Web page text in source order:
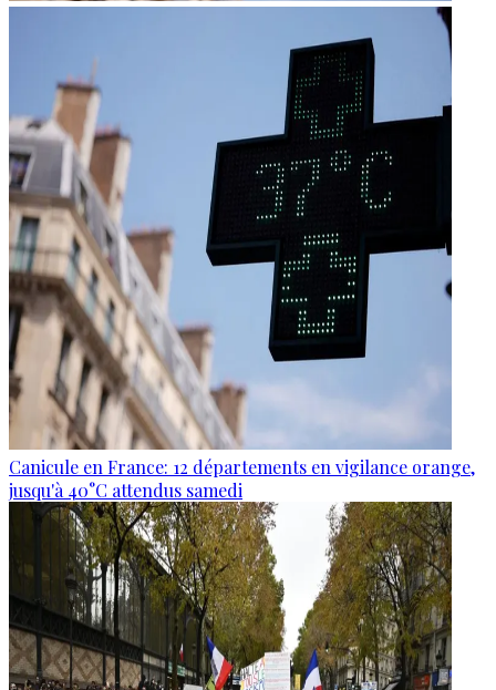
Canicule en France: 12 départements en vigilance orange,
jusqu'à 40°C attendus samedi